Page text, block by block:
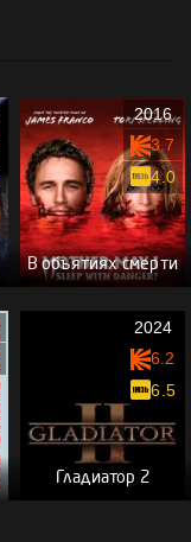
В объятиях смерти
2016
3.7
4.0
Гладиатор 2
2024
6.2
6.5